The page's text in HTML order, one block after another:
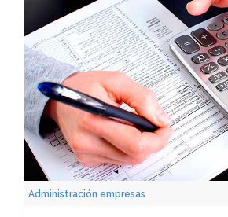
Administración empresas